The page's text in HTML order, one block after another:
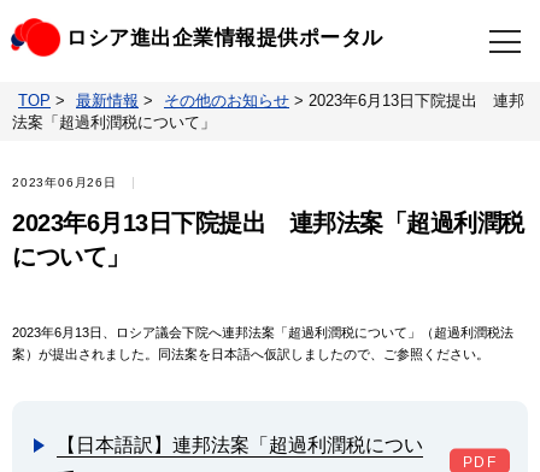
ロシア進出企業情報提供ポータル
TOP
ビジネスニュースクリップ
ロシア情報データベース
TOP > 最新情報 > その他のお知らせ > 2023年6月13日下院提出 連邦
法案「超過利潤税について」
2023年06月26日
2023年6月13日下院提出 連邦法案「超過利潤税
について」
2023年6月13日、ロシア議会下院へ連邦法案「超過利潤税について」（超過利潤税法
案）が提出されました。同法案を日本語へ仮訳しましたので、ご参照ください。
【日本語訳】連邦法案「超過利潤税につい